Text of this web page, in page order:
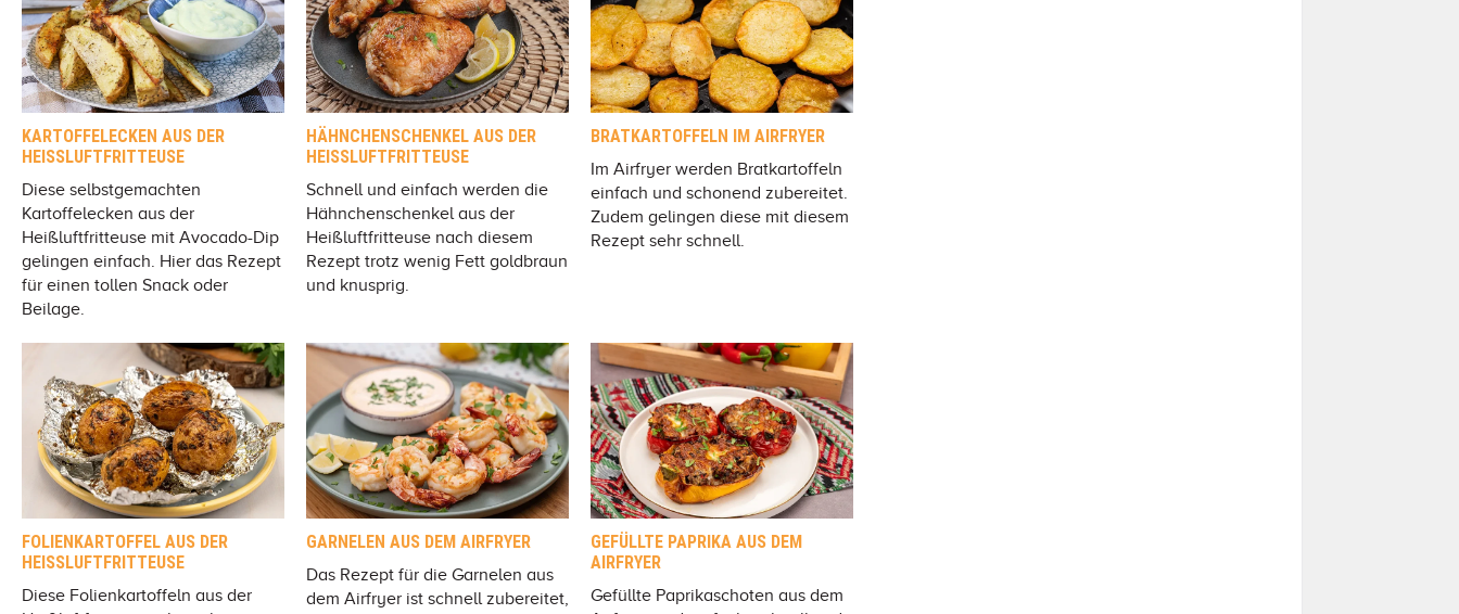
KARTOFFELECKEN AUS DER
HEISSLUFTFRITTEUSE
Diese selbstgemachten
Kartoffelecken aus der
Heißluftfritteuse mit Avocado-Dip
gelingen einfach. Hier das Rezept
für einen tollen Snack oder
Beilage.
HÄHNCHENSCHENKEL AUS DER
HEISSLUFTFRITTEUSE
Schnell und einfach werden die
Hähnchenschenkel aus der
Heißluftfritteuse nach diesem
Rezept trotz wenig Fett goldbraun
und knusprig.
BRATKARTOFFELN IM AIRFRYER
Im Airfryer werden Bratkartoffeln
einfach und schonend zubereitet.
Zudem gelingen diese mit diesem
Rezept sehr schnell.
FOLIENKARTOFFEL AUS DER
HEISSLUFTFRITTEUSE
Diese Folienkartoffeln aus der
GARNELEN AUS DEM AIRFRYER
Das Rezept für die Garnelen aus
dem Airfryer ist schnell zubereitet,
GEFÜLLTE PAPRIKA AUS DEM
AIRFRYER
Gefüllte Paprikaschoten aus dem